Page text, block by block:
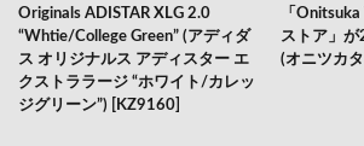
Originals ADISTAR XLG 2.0
“Whtie/College Green” (アディダ
ス オリジナルス アディスター エ
クストララージ “ホワイト/カレッ
ジグリーン”) [KZ9160]
「
ストア」
(オニツカ